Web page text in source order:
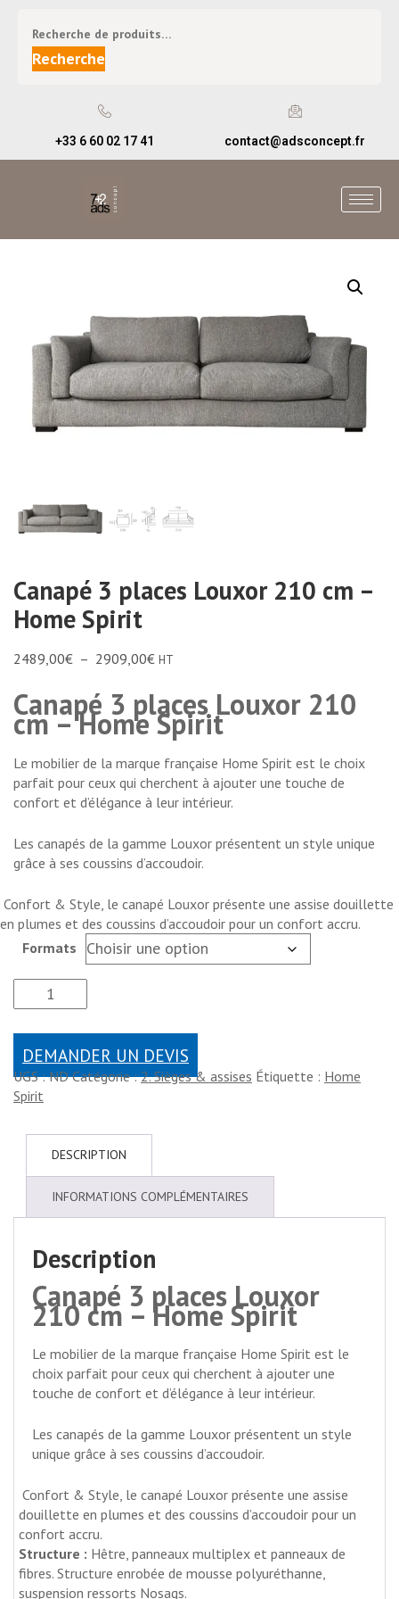
Recherche
+33 6 60 02 17 41 contact@adsconcept.fr
Canapé 3 places Louxor 210 cm –
Home Spirit
2489,00€ – 2909,00€ HT
Canapé 3 places Louxor 210
cm – Home Spirit
Le mobilier de la marque française Home Spirit est le choix
parfait pour ceux qui cherchent à ajouter une touche de
confort et d’élégance à leur intérieur.
Les canapés de la gamme Louxor présentent un style unique
grâce à ses coussins d’accoudoir.
Confort & Style, le canapé Louxor présente une assise douillette
en plumes et des coussins d’accoudoir pour un confort accru.
Formats
DEMANDER UN DEVIS
UGS :ND Catégorie :2. Sièges & assises Étiquette : Home
Spirit
DESCRIPTION
INFORMATIONS COMPLÉMENTAIRES
Description
Canapé 3 places Louxor
210 cm – Home Spirit
Le mobilier de la marque française Home Spirit est le
choix parfait pour ceux qui cherchent à ajouter une
touche de confort et d’élégance à leur intérieur.
Les canapés de la gamme Louxor présentent un style
unique grâce à ses coussins d’accoudoir.
Confort & Style, le canapé Louxor présente une assise
douillette en plumes et des coussins d’accoudoir pour un
confort accru.
Structure : Hêtre, panneaux multiplex et panneaux de
fibres. Structure enrobée de mousse polyuréthanne,
suspension ressorts Nosags.